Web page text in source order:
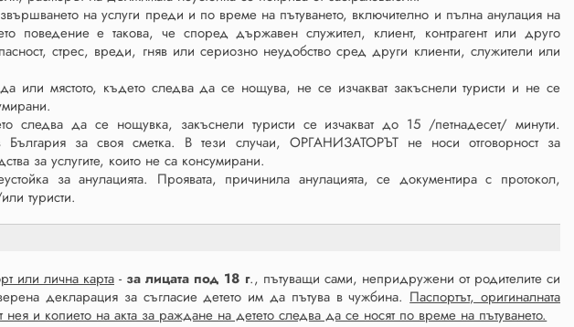
на услуги преди и по време на пътуването, включително и пълна анулация на
поведение е такова, че според държавен служител, клиент, контрагент или друго
стрес, вреди, гняв или сериозно неудобство сред други клиенти, служители или
или мястото, където следва да се нощува, не се изчакват закъснели туристи и не се
следва да се нощувка, закъснели туристи се изчакват до 15 /петнадесет/ минути.
България за своя сметка. В тези случаи, ОРГАНИЗАТОРЪТ не носи отговорност за
за услугите, които не са консумирани.
за анулацията. Проявата, причинила анулацията, се документира с протокол,
туристи.
или лична карта- за лицата под 18 г., пътуващи сами, непридружени от родителите си
декларация за съгласие детето им да пътува в чужбина. Паспортът, оригиналната
и копието на акта за раждане на детето следва да се носят по време на пътуването.